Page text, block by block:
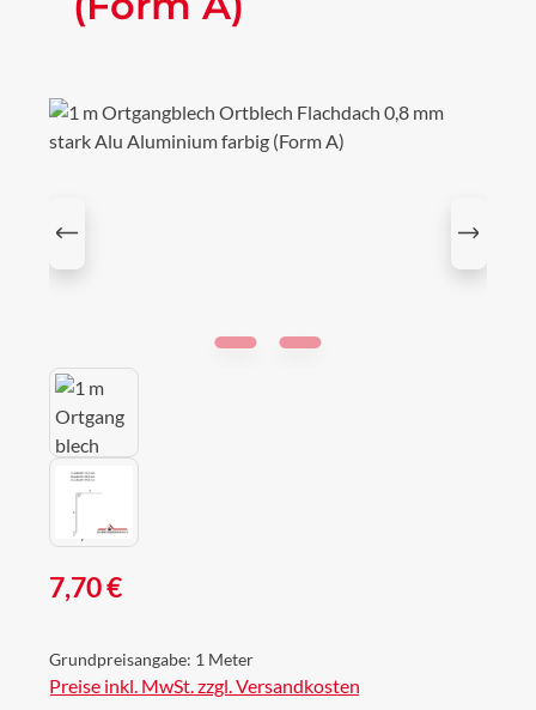
Bildergalerie überspringen
Regulärer Preis:
7,70 €
Grundpreisangabe: 1 Meter
Preise inkl. MwSt. zzgl. Versandkosten